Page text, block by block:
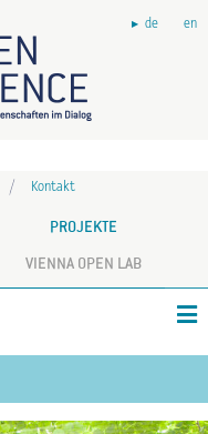
de en
Kontakt
PROJEKTE
VIENNA OPEN LAB